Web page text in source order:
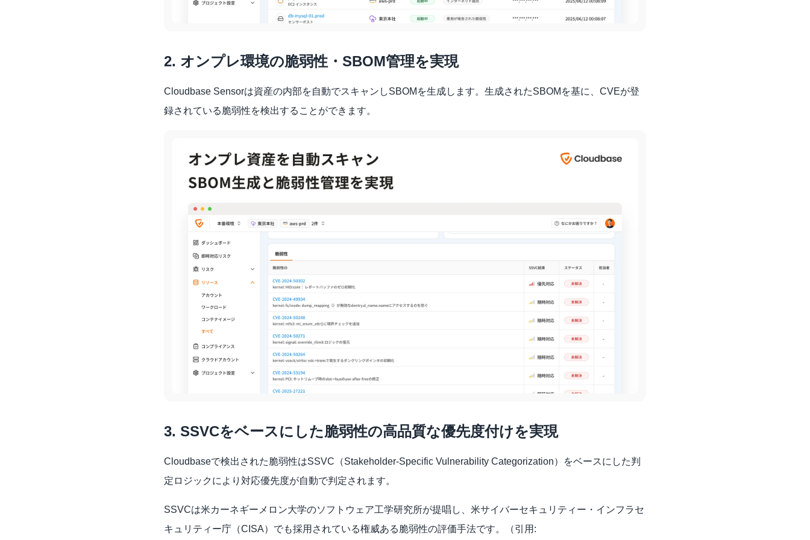
2. オンプレ環境の脆弱性・SBOM管理を実現
Cloudbase Sensorは資産の内部を自動でスキャンしSBOMを生成します。生成されたSBOMを基に、CVEが登
録されている脆弱性を検出することができます。
3. SSVCをベースにした脆弱性の高品質な優先度付けを実現
Cloudbaseで検出された脆弱性はSSVC（Stakeholder-Specific Vulnerability Categorization）をベースにした判
定ロジックにより対応優先度が自動で判定されます。
SSVCは米カーネギーメロン大学のソフトウェア工学研究所が提唱し、米サイバーセキュリティー・インフラセ